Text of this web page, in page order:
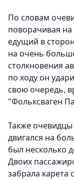
По словам
поворачивая на
едущий в
на очень
столкновения
по ходу он
свою очередь,
"Фольксваген
Также очевидцы
двигался на
был несколько
Двоих
забрала